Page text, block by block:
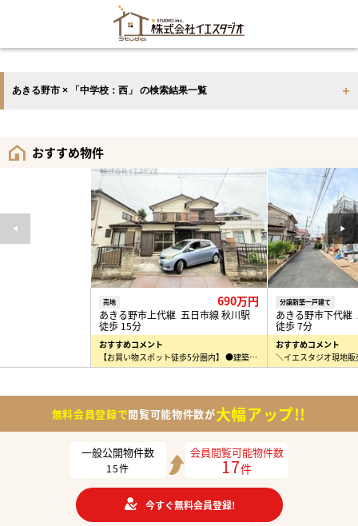
あきる野市 × 「中学校：西」 の検索結果一覧
おすすめ物件
売地 690万円
あきる野市上代継 五日市線 秋川駅
徒歩 15分
おすすめコメント
【お買い物スポット徒歩5分圏内】 ●建築条件はございません● ●小学校すぐそば● 詳細はお気…
分譲新築一戸建て
あきる野市下代継
徒歩 7分
おすすめコメント
＼イエスタジオ現地販
無料会員登録で閲覧可能物件数が大幅アップ!!
一般公開物件数
15件
会員閲覧可能物件数
17件
今すぐ無料会員登録!